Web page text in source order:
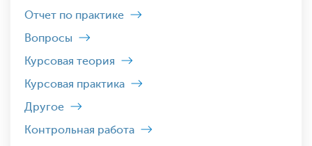
Отчет по практике
Вопросы
Курсовая теория
Курсовая практика
Другое
Контрольная работа